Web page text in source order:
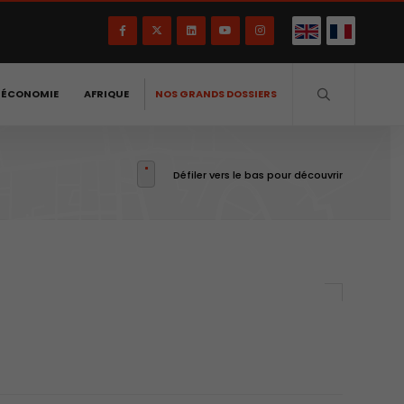
AFRIQUE NOS GRANDS DOSSIERS
Défiler vers le bas pour découvrir